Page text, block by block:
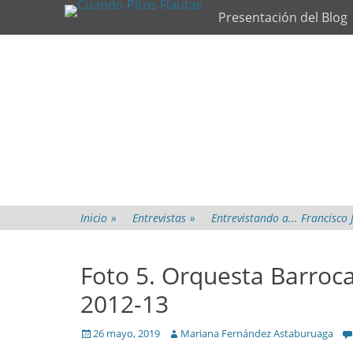
Skip
Primary MenuPresentación del Blog
Inicio » Entrevistas » Entrevistando a... Francisco
Foto 5. Orquesta
2012-13
Posted
26 mayo, 2019 Author
Mariana Fernández Astaburuaga